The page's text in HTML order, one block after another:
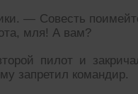
— Совесть
мля! А вам?
пилот и
запретил командир.